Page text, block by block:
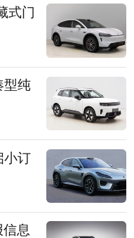
式门
型纯
小订
息